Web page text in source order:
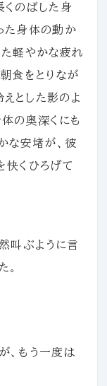
くのばした身
た身体の動か
た軽やかな疲れ
食をとりなが
とした影のよ
の奥深くにも
な安堵が、彼
快くひろげて
叫ぶように言
。
、もう一度は